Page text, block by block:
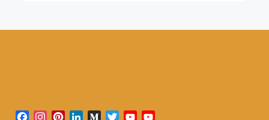
Facebook
Instagram
PinterestLinkedInMediumTwitterYouTube